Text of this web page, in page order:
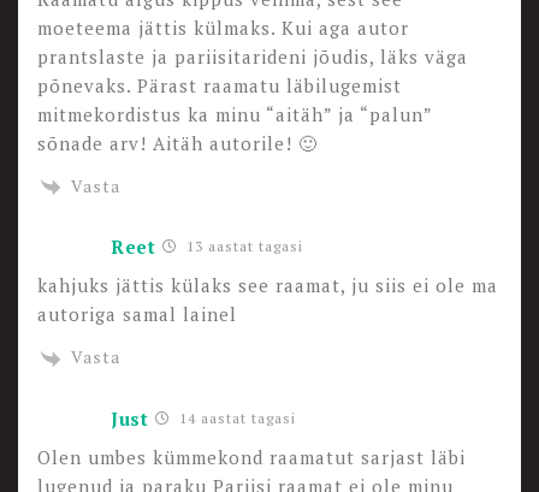
moeteema jättis külmaks. Kui aga autor
prantslaste ja pariisitarideni jõudis, läks väga
põnevaks. Pärast raamatu läbilugemist
mitmekordistus ka minu “aitäh” ja “palun”
sõnade arv! Aitäh autorile! 🙂
Vasta
Reet 13 aastat tagasi
kahjuks jättis külaks see raamat, ju siis ei ole ma
autoriga samal lainel
Vasta
Just 14 aastat tagasi
Olen umbes kümmekond raamatut sarjast läbi
lugenud ja paraku Pariisi raamat ei ole minu